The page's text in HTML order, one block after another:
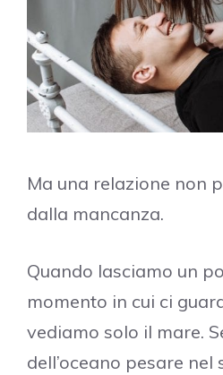
Ma una relazione non
dalla mancanza.
Quando lasciamo un
momento in cui ci
vediamo solo il mare.
dell’oceano pesare nel